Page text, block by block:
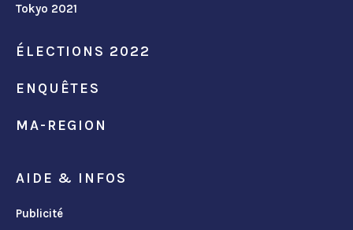
Tokyo 2021
ÉLECTIONS 2022
ENQUÊTES
MA-REGION
AIDE & INFOS
Publicité